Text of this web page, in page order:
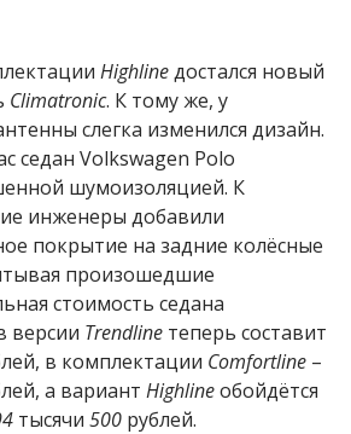
Highlineдостался новый
Climatronic. К тому же, у
слегка изменился дизайн.
седан Volkswagen Polo
шумоизоляцией. К
инженеры добавили
покрытие на задние колёсные
произошедшие
стоимость седана
версии Trendline теперь составит
в комплектации Comfortline –
а вариант Highlineобойдётся
тысячи 500 рублей.